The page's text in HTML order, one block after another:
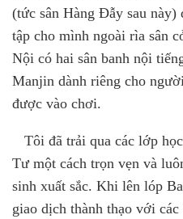
(tức sân Hàng Đẫy sau này)
tập cho mình ngoài rìa sân
Nội có hai sân banh nội
Manjin dành riêng cho
được vào chơi.
Tôi đã trải qua các lớp
Tư một cách trọn vẹn và
sinh xuất sắc. Khi lên lóp
giao dịch thành thạo với